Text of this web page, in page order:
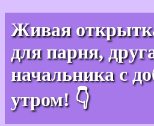
Живая
для парня,
начальника с
утром! 👇